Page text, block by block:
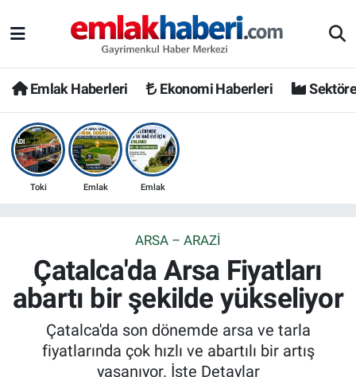
Emlak Haberleri Ekonomi Haberleri
Toki Emlak Emlak
ARSA – ARAZI
Çatalca'da Arsa Fiyatları
abartı bir şekilde yükseliyor
Çatalca'da son dönemde arsa ve tarla
fiyatlarında çok hızlı ve abartılı bir artış
yaşanıyor. İşte Detaylar